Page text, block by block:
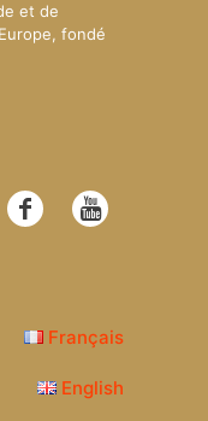
et de
fondé
Français
English